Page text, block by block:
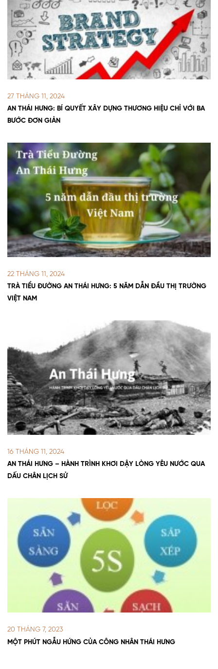
AN THÁI HƯNG: BÍ QUYẾT XÂY DỰNG THƯƠNG HIỆU CHỈ VỚI BA
BƯỚC ĐƠN GIẢN
27 THÁNG 11, 2024
TRÀ TIỂU ĐƯỜNG AN THÁI HƯNG: 5 NĂM DẪN ĐẦU THỊ TRƯỜNG
VIỆT NAM
22 THÁNG 11, 2024
AN THÁI HƯNG – HÀNH TRÌNH KHƠI DẬY LÒNG YÊU NƯỚC QUA
DẤU CHÂN LỊCH SỬ
16 THÁNG 11, 2024
MỘT PHÚT NGẪU HỨNG CỦA CÔNG NHÂN THÁI HƯNG
20 THÁNG 7, 2023